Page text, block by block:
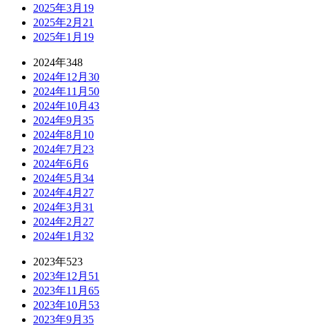
2025年3月 19
2025年2月 21
2025年1月 19
2024年348
2024年12月 30
2024年11月 50
2024年10月 43
2024年9月 35
2024年8月 10
2024年7月 23
2024年6月 6
2024年5月 34
2024年4月 27
2024年3月 31
2024年2月 27
2024年1月 32
2023年523
2023年12月 51
2023年11月 65
2023年10月 53
2023年9月 35